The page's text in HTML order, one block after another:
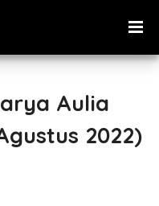
Aulia
2022)